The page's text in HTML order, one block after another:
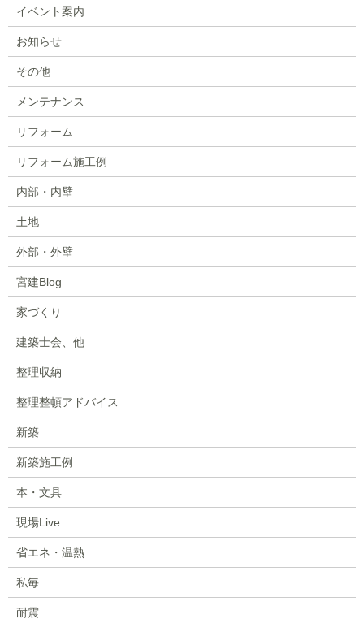
イベント案内
お知らせ
その他
メンテナンス
リフォーム
リフォーム施工例
内部・内壁
土地
外部・外壁
宮建Blog
家づくり
建築士会、他
整理収納
整理整頓アドバイス
新築
新築施工例
本・文具
現場Live
省エネ・温熱
私毎
耐震